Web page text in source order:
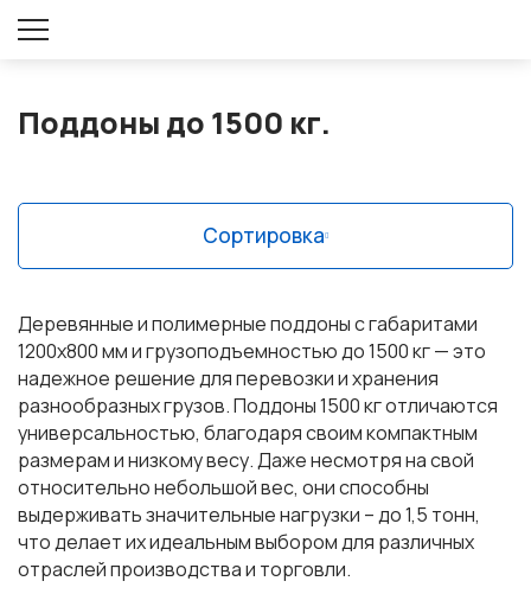
Поддоны до 1500 кг.
Сортировка
Деревянные и полимерные поддоны с габаритами
1200х800 мм и грузоподъемностью до 1500 кг — это
надежное решение для перевозки и хранения
разнообразных грузов. Поддоны 1500 кг отличаются
универсальностью, благодаря своим компактным
размерам и низкому весу. Даже несмотря на свой
относительно небольшой вес, они способны
выдерживать значительные нагрузки – до 1,5 тонн,
что делает их идеальным выбором для различных
отраслей производства и торговли.